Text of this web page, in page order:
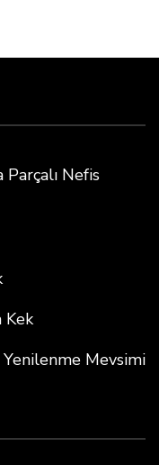
Parçalı Nefis
Kek
Mevsimi